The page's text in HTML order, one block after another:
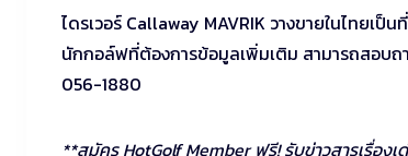
ไดรเวอร์ Callaway MAVRIK วางขายในไทยเ
นักกอล์ฟที่ต้องการข้อมูลเพิ่มเติม สามารถสอบถ
056-1880
**สมัคร HotGolf Member ฟรี! รับข่าวสารเรื่อ